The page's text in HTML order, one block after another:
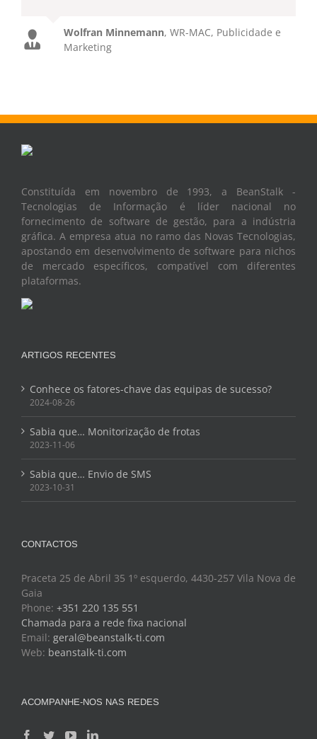
Wolfran Minnemann, WR-MAC, Publicidade e
Marketing
Constituída em novembro de 1993, a BeanStalk -
Tecnologias de Informação é líder nacional no
fornecimento de software de gestão, para a indústria
gráfica. A empresa atua no ramo das Novas Tecnologias,
apostando em desenvolvimento de software para nichos
de mercado específicos, compatível com diferentes
plataformas.
ARTIGOS RECENTES
Conhece os fatores-chave das equipas de sucesso?
2024-08-26
Sabia que… Monitorização de frotas
2023-11-06
Sabia que… Envio de SMS
2023-10-31
CONTACTOS
Praceta 25 de Abril 35 1º esquerdo, 4430-257 Vila Nova de
Gaia
Phone: +351 220 135 551
Chamada para a rede fixa nacional
Email: geral@beanstalk-ti.com
Web: beanstalk-ti.com
ACOMPANHE-NOS NAS REDES